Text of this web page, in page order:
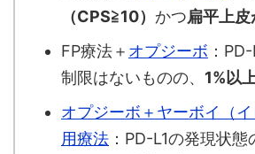
（CPS≧10） かつ扁平上皮
FP療法＋ オプジーボ ：
制限はないものの、 1%以
オプジーボ＋ヤーボイ（
用療法 ：PD-L1の発現状